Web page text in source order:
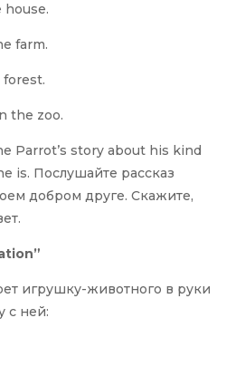
house.
farm.
forest.
the zoo.
Parrot’s story about his kind
is. Послушайте рассказ
добром друге. Скажите,
игрушку-животного в руки
с ней: